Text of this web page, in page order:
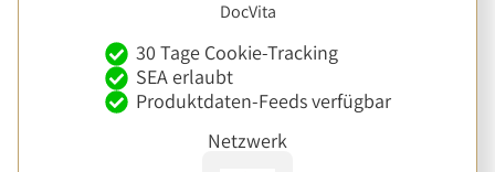
DocVita
30 Tage Cookie-Tracking
SEA erlaubt
Produktdaten-Feeds verfügbar
Netzwerk